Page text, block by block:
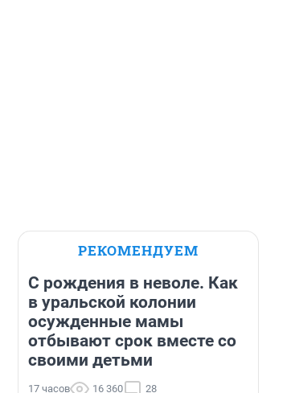
РЕКОМЕНДУЕМ
С рождения в неволе. Как
в уральской колонии
осужденные мамы
отбывают срок вместе со
своими детьми
17 часов 16 360 28